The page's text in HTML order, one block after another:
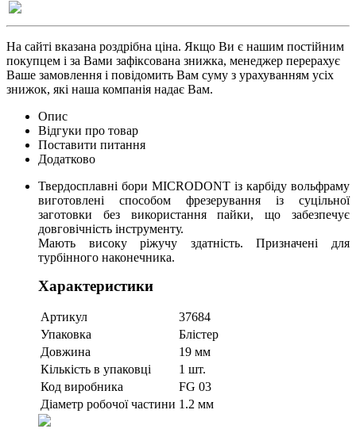
На сайті вказана роздрібна ціна. Якщо Ви є нашим постійним
покупцем і за Вами зафіксована знижка, менеджер перерахує
Ваше замовлення і повідомить Вам суму з урахуванням усіх
знижок, які наша компанія надає Вам.
Опис
Відгуки про товар
Поставити питання
Додатково
Твердосплавні бори MICRODONT із карбіду вольфраму
виготовлені способом фрезерування із суцільної
заготовки без використання пайки, що забезпечує
довговічність інструменту.
Мають високу ріжучу здатність. Призначені для
турбінного наконечника.
Характеристики
Артикул
37684
Упаковка
Блістер
Довжина
19 мм
Кількість в упаковці
1 шт.
Код виробника
FG 03
Діаметр робочої частини 1.2 мм